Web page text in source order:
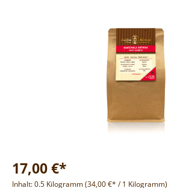
17,00 €*
Inhalt:0.5 Kilogramm(34,00 €* / 1 Kilogramm)